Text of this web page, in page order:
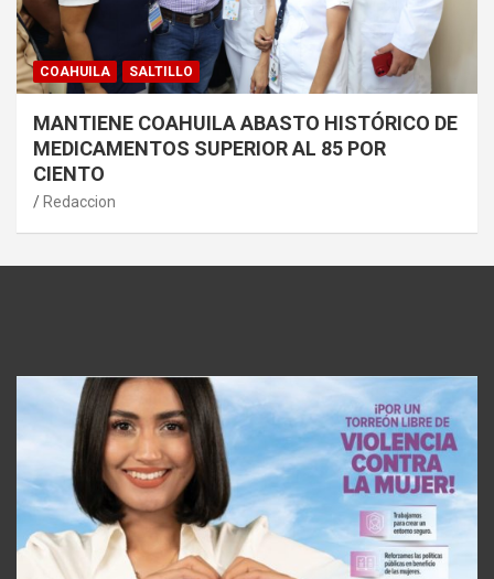
COAHUILA SALTILLO
MANTIENE COAHUILA ABASTO HISTÓRICO DE
MEDICAMENTOS SUPERIOR AL 85 POR
CIENTO
Redaccion